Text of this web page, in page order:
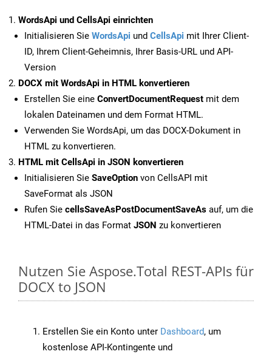
WordsApi und CellsApi einrichten
Initialisieren Sie WordsApi und CellsApi mit Ihrer Client-
ID, Ihrem Client-Geheimnis, Ihrer Basis-URL und API-
Version
DOCX mit WordsApi in HTML konvertieren
Erstellen Sie eine ConvertDocumentRequest mit dem
lokalen Dateinamen und dem Format HTML.
Verwenden Sie WordsApi, um das DOCX-Dokument in
HTML zu konvertieren.
HTML mit CellsApi in JSON konvertieren
Initialisieren Sie SaveOption von CellsAPI mit
SaveFormat als JSON
Rufen Sie cellsSaveAsPostDocumentSaveAs auf, um die
HTML-Datei in das Format JSON zu konvertieren
Nutzen Sie Aspose.Total REST-APIs für
DOCX to JSON
Erstellen Sie ein Konto unter Dashboard, um
kostenlose API-Kontingente und